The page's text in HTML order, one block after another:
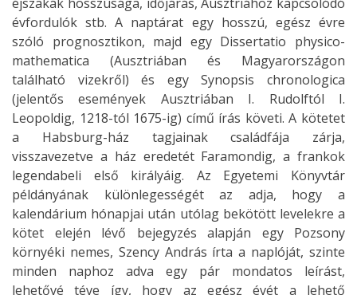
évfordulók stb. A naptárat egy hosszú, egész évre
szóló prognosztikon, majd egy Dissertatio physico-
mathematica (Ausztriában és Magyarországon
található vizekről) és egy Synopsis chronologica
(jelentős események Ausztriában I. Rudolftól I.
Leopoldig, 1218-tól 1675-ig) című írás követi. A kötetet
a Habsburg-ház tagjainak családfája zárja,
visszavezetve a ház eredetét Faramondig, a frankok
legendabeli első királyáig. Az Egyetemi Könyvtár
példányának különlegességét az adja, hogy a
kalendárium hónapjai után utólag bekötött levelekre a
kötet elején lévő bejegyzés alapján egy Pozsony
környéki nemes, Szency András írta a naplóját, szinte
minden naphoz adva egy pár mondatos leírást,
lehetővé téve így, hogy az egész évét a lehető